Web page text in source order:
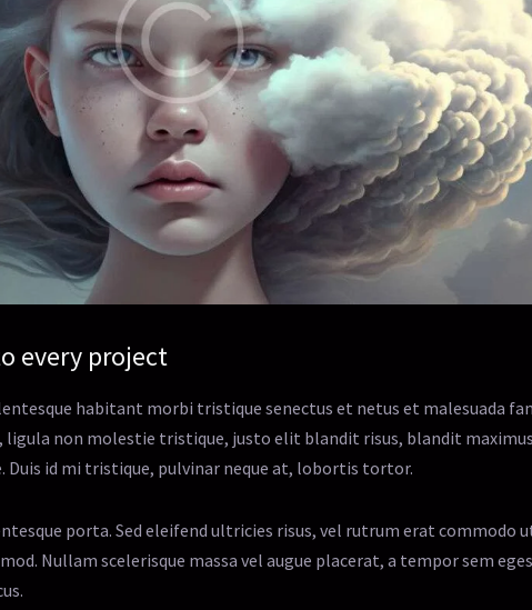
every project
habitant morbi tristique senectus et netus et malesuada
ligula non molestie tristique, justo elit blandit risus, blandit maximus
Duis id mi tristique, pulvinar neque at, lobortis tortor.
porta. Sed eleifend ultricies risus, vel rutrum erat commodo
Nullam scelerisque massa vel augue placerat, a tempor sem